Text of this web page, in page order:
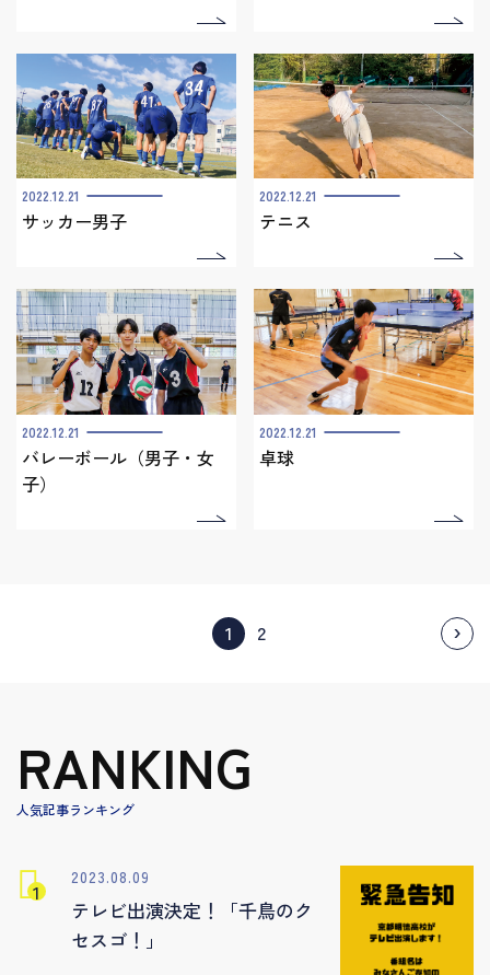
2022.12.21
サッカー男子
2022.12.21
テニス
2022.12.21
バレーボール（男子・女
子）
2022.12.21
卓球
1 2 ›
RANKING
人気記事ランキング
2023.08.09
テレビ出演決定！「千鳥のク
セスゴ！」